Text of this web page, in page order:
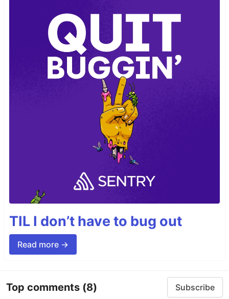
TIL I don’t have to bug out
Read more →
Top comments (8) Subscribe